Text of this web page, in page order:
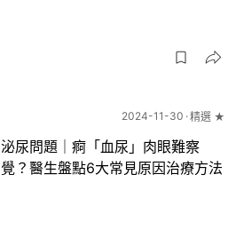
2024-11-30 精選 ★
泌尿問題｜痾「血尿」肉眼難察
覺？醫生盤點6大常見原因治療方法